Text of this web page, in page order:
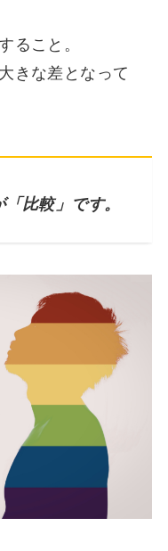
ること。
きな差となって
比較」です。